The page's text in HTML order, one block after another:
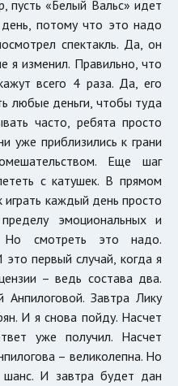
пусть «Белый Вальс» идет
потому что это надо
спектакль. Да, он
я изменил. Правильно, что
всего 4 раза. Да, его
любые деньги, чтобы туда
часто, ребята просто
уже приблизились к грани
Еще шаг
с катушек. В прямом
каждый день просто
эмоциональных и
Но смотреть это надо.
первый случай, когда я
– ведь состава два.
Завтра Лику
И я снова пойду. Насчет
уже получил. Насчет
– великолепна. Но
шанс. И завтра будет дан